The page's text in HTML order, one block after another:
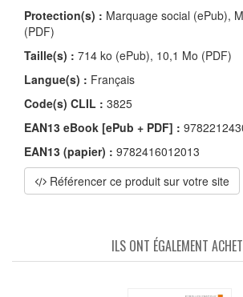
Protection(s) : Marquage social (ePub),
(PDF)
Taille(s) : 714 ko (ePub), 10,1 Mo (PDF)
Langue(s) : Français
Code(s) CLIL : 3825
EAN13 eBook [ePub + PDF] :
EAN13 (papier) : 9782416012013
Référencer ce produit sur votre site
ILS ONT ÉGALEMENT